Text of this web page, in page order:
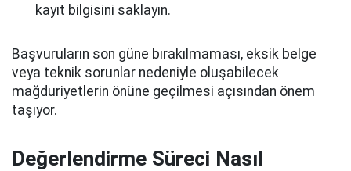
kayıt bilgisini saklayın.
Başvuruların son güne bırakılmaması, eksik belge
veya teknik sorunlar nedeniyle oluşabilecek
mağduriyetlerin önüne geçilmesi açısından önem
taşıyor.
Değerlendirme Süreci Nasıl